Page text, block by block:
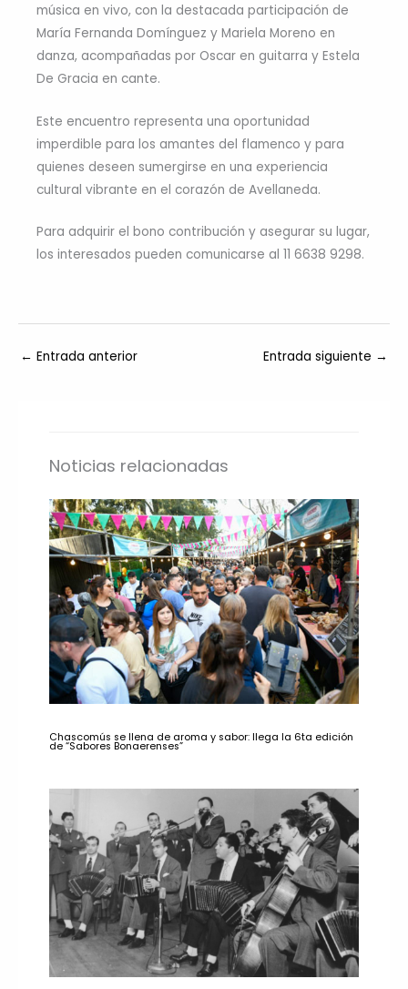
música en vivo, con la destacada participación de
María Fernanda Domínguez y Mariela Moreno en
danza, acompañadas por Oscar en guitarra y Estela
De Gracia en cante.
Este encuentro representa una oportunidad
imperdible para los amantes del flamenco y para
quienes deseen sumergirse en una experiencia
cultural vibrante en el corazón de Avellaneda.
Para adquirir el bono contribución y asegurar su lugar,
los interesados pueden comunicarse al 11 6638 9298.
← Entrada anterior Entrada siguiente →
Noticias relacionadas
Chascomús se llena de aroma y sabor: llega la 6ta edición
de “Sabores Bonaerenses”